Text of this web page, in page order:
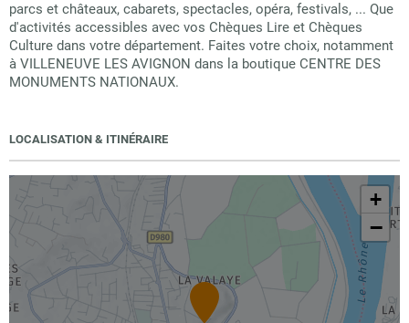
parcs et châteaux, cabarets, spectacles, opéra, festivals, ... Que
d'activités accessibles avec vos Chèques Lire et Chèques
Culture dans votre département. Faites votre choix, notamment
à VILLENEUVE LES AVIGNON dans la boutique CENTRE DES
MONUMENTS NATIONAUX.
LOCALISATION & ITINÉRAIRE
+
−